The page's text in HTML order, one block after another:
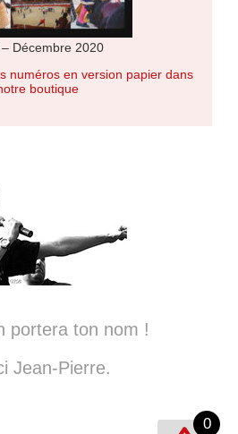
– Décembre 2020
numéros en version papier dans
boutique
portera ton nom !
Jean-Pierre.
0